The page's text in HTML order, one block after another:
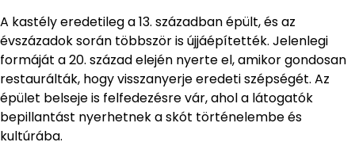
A kastély eredetileg a 13. században épült, és az
évszázadok során többször is újjáépítették. Jelenlegi
formáját a 20. század elején nyerte el, amikor gondosan
restaurálták, hogy visszanyerje eredeti szépségét. Az
épület belseje is felfedezésre vár, ahol a látogatók
bepillantást nyerhetnek a skót történelembe és
kultúrába.